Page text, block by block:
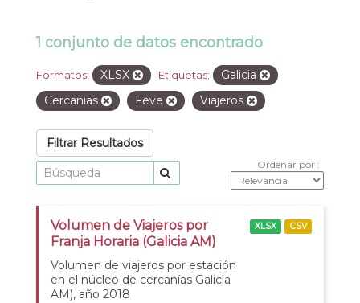
1 conjunto de datos encontrado
Formatos: XLSX Etiquetas:
Galicia
Cercanias
Feve Viajeros
Filtrar Resultados
Ordenar por
Volumen de Viajeros por
Franja Horaria (Galicia AM)
Volumen de viajeros por estación
en el núcleo de cercanías Galicia
AM), año 2018
XLSX CSV